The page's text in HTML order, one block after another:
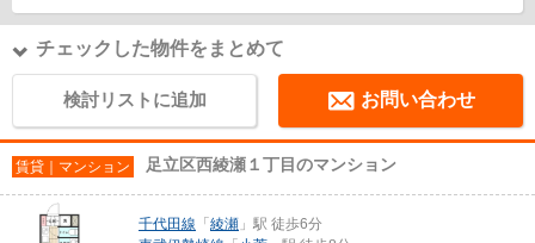
チェックした物件をまとめて
検討リストに追加 お問い合わせ
賃貸｜マンション 足立区西綾瀬１丁目のマンション
千代田線 「 綾瀬 」駅 徒歩6分